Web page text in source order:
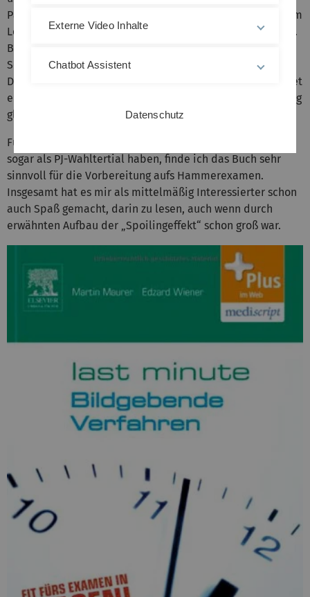
Papier dazu genommen habe und dieses zeilenweise beim
Lesen runtergeschoben habe. Sehr praktisch ist das nicht.
Besser sollten sich die Antworten beispielsweise eine
Seite weiter von Falldarstellung und Fragen befinden.
Dann muss man nicht wahnsinnig viel blättern, alles bildet
eine Sinneinheit und man sieht trotzdem nicht unfreiwillig
gleich die Lösung der Fragen.
Für Leute, die sich für Psychiatrie interessieren und sie
sogar als PJ-Wahltertial haben, finde ich das Buch sehr
sinnvoll für die Vorbereitung aufs Hammerexamen.
Insgesamt hat es mir als mittelmäßig Interessierter schon
auch Spaß gemacht, darin zu lesen, auch wenn durch
erwähnten Aufbau der „Spoilingeffekt“ schon groß war.
Externe Video Inhalte
Chatbot Assistent
Datenschutz